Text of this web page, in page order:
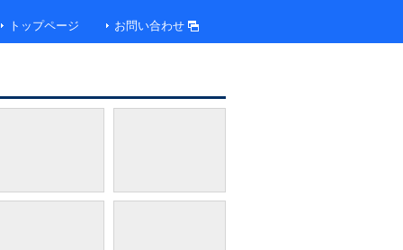
トップページ お問い合わせ